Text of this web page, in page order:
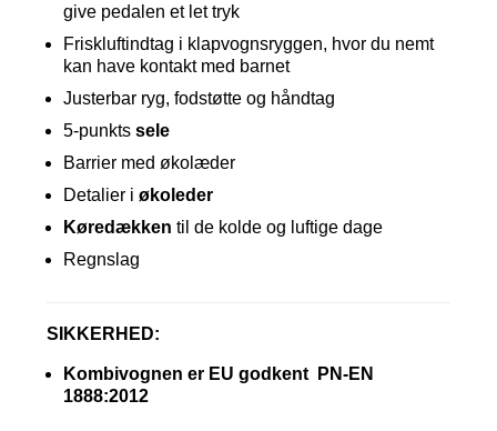
give pedalen et let tryk
Friskluftindtag i klapvognsryggen, hvor du nemt
kan have kontakt med barnet
Justerbar ryg, fodstøtte og håndtag
5-punkts sele
Barrier med økolæder
Detalier iøkoleder
Køredækken til de kolde og luftige dage
Regnslag
SIKKERHED:
Kombivognen er EU godkent PN-EN
1888:2012